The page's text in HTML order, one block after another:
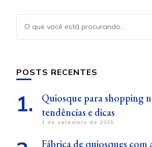
Procurando
algo?
POSTS RECENTES
Quiosque para shopping
tendências e dicas
1 de setembro de 2025
Fábrica de quiosques com